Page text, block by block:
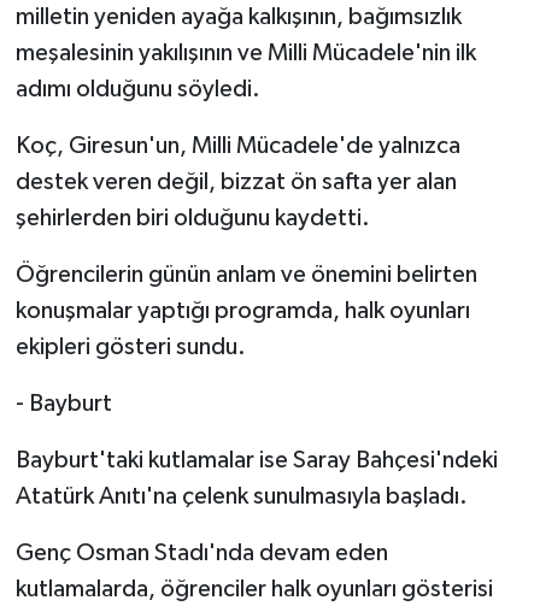
milletin yeniden ayağa kalkışının, bağımsızlık
meşalesinin yakılışının ve Milli Mücadele'nin ilk
adımı olduğunu söyledi.
Koç, Giresun'un, Milli Mücadele'de yalnızca
destek veren değil, bizzat ön safta yer alan
şehirlerden biri olduğunu kaydetti.
Öğrencilerin günün anlam ve önemini belirten
konuşmalar yaptığı programda, halk oyunları
ekipleri gösteri sundu.
- Bayburt
Bayburt'taki kutlamalar ise Saray Bahçesi'ndeki
Atatürk Anıtı'na çelenk sunulmasıyla başladı.
Genç Osman Stadı'nda devam eden
kutlamalarda, öğrenciler halk oyunları gösterisi